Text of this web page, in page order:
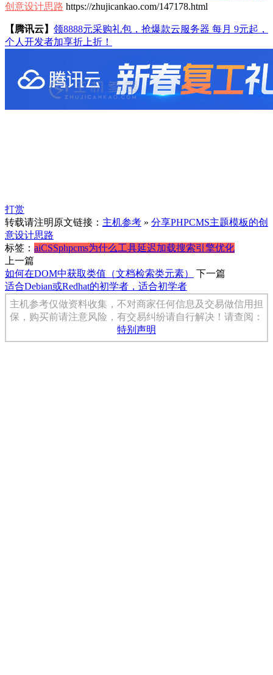
创意设计思路 https://zhujicankao.com/147178.html
【腾讯云】 领8888元采购礼包，抢爆款云服务器 每月 9元起，
个人开发者加享折上折！
打赏
转载请注明原文链接： 主机参考 » 分享PHPCMS主题模板的创
意设计思路
标签： aiCSSphpcms为什么工具延迟加载搜索引擎优化
上一篇
如何在DOM中获取类值（文档检索类元素）
下一篇
适合Debian或Redhat的初学者，适合初学者
主机参考仅做资料收集，不对商家任何信息及交易做信用担
保，购买前请注意风险，有交易纠纷请自行解决！请查阅：
特别声明